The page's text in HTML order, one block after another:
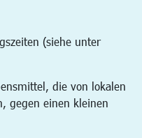
(siehe unter
die von lokalen
gegen einen kleinen